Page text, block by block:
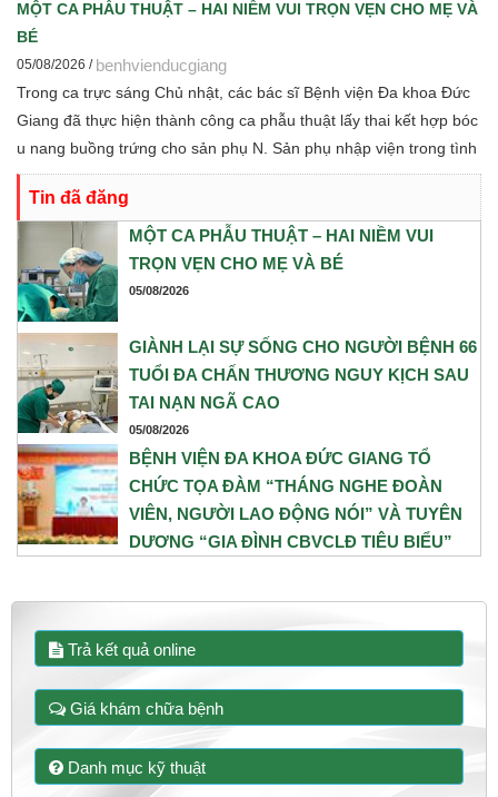
hàng sữa mẹ, vi sinh, phân tích y sinh, đồng thời thảo luận các
định hướng hợp tác nghiên cứu khoa học và chuyển giao tri thức
trong thời gian tới.
MỘT CA PHẪU THUẬT – HAI NIỀM VUI TRỌN VẸN CHO MẸ VÀ
BÉ
05/08/2026 / benhvienducgiang
Trong ca trực sáng Chủ nhật, các bác sĩ Bệnh viện Đa khoa Đức
Giang đã thực hiện thành công ca phẫu thuật lấy thai kết hợp bóc
u nang buồng trứng cho sản phụ N. Sản phụ nhập viện trong tình
trạng chuyển dạ con so, ngôi ngược, kèm theo khối u nang buồng
trứng phải. Trước những yếu tố nguy cơ, ê-kíp Khoa Sản và Khoa
Gây mê Hồi sức đã phối hợp chặt chẽ, xây dựng phương án phẫu
thuật tối ưu nhằm đảm bảo an toàn cao nhất cho cả mẹ và bé.
Tin đã đăng
MỘT CA PHẪU THUẬT – HAI NIỀM VUI
TRỌN VẸN CHO MẸ VÀ BÉ
05/08/2026
GIÀNH LẠI SỰ SỐNG CHO NGƯỜI BỆNH 66
TUỔI ĐA CHẤN THƯƠNG NGUY KỊCH SAU
TAI NẠN NGÃ CAO
05/08/2026
BỆNH VIỆN ĐA KHOA ĐỨC GIANG TỔ
CHỨC TỌA ĐÀM “THÁNG NGHE ĐOÀN
VIÊN, NGƯỜI LAO ĐỘNG NÓI” VÀ TUYÊN
DƯƠNG “GIA ĐÌNH CBVCLĐ TIÊU BIỂU”
Trả kết quả online
Giá khám chữa bệnh
Danh mục kỹ thuật